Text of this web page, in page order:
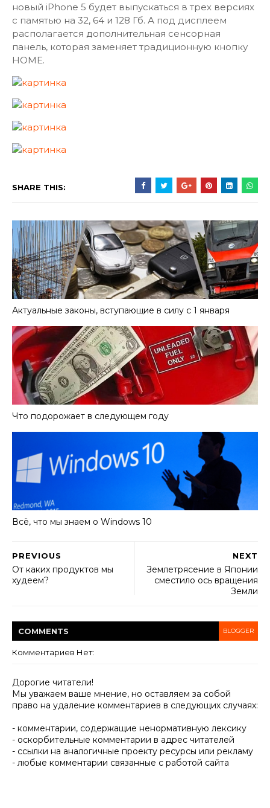
новый iPhone 5 будет выпускаться в трех версиях
с памятью на 32, 64 и 128 Гб. А под дисплеем
располагается дополнительная сенсорная
панель, которая заменяет традиционную кнопку
HOME.
SHARE THIS:
Актуальные законы, вступающие в силу с 1 января
Что подорожает в следующем году
Всё, что мы знаем о Windows 10
NEXT
Землетрясение в Японии
сместило ось вращения
Земли
PREVIOUS
От каких продуктов мы
худеем?
COMMENTS BLOGGER
Комментариев Нет:
Дорогие читатели!
Мы уважаем ваше мнение, но оставляем за собой
право на удаление комментариев в следующих случаях:
- комментарии, содержащие ненормативную лексику
- оскорбительные комментарии в адрес читателей
- ссылки на аналогичные проекту ресурсы или рекламу
- любые комментарии связанные с работой сайта